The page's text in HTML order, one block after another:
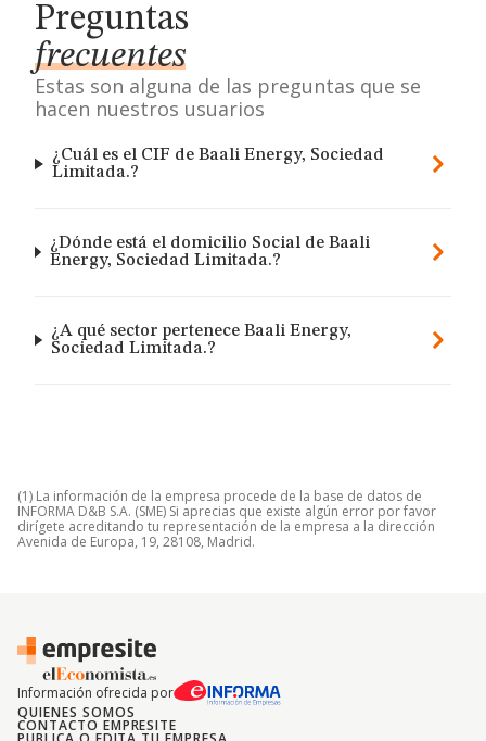
Preguntas
frecuentes
Estas son alguna de las preguntas que se
hacen nuestros usuarios
¿Cuál es el CIF de Baali Energy, Sociedad
Limitada.?
¿Dónde está el domicilio Social de Baali
Energy, Sociedad Limitada.?
¿A qué sector pertenece Baali Energy,
Sociedad Limitada.?
(1) La información de la empresa procede de la base de datos de
INFORMA D&B S.A. (SME) Si aprecias que existe algún error por favor
dirígete acreditando tu representación de la empresa a la dirección
Avenida de Europa, 19, 28108, Madrid.
Información ofrecida por
QUIENES SOMOS
CONTACTO EMPRESITE